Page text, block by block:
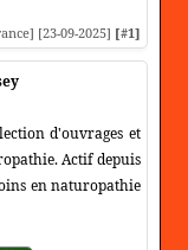
[23-09-2025] [#1]
d'ouvrages et
Actif depuis
en naturopathie